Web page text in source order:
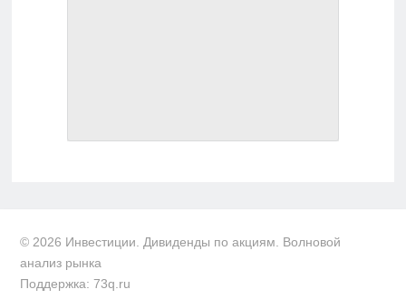
© 2026 Инвестиции. Дивиденды по акциям. Волновой
анализ рынка
Поддержка: 73q.ru